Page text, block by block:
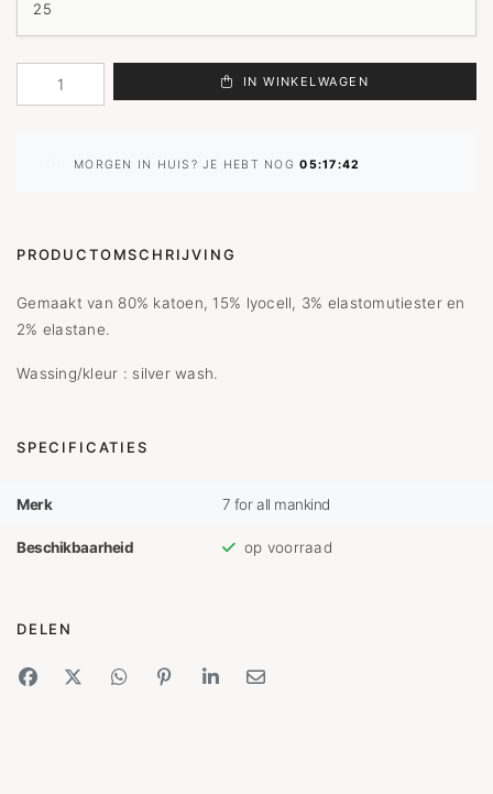
IN WINKELWAGEN
MORGEN IN HUIS? JE HEBT NOG05:17:42
PRODUCTOMSCHRIJVING
Gemaakt van 80% katoen, 15% lyocell, 3% elastomutiester en
2% elastane.
Wassing/kleur : silver wash.
SPECIFICATIES
Merk 7 for all mankind
Beschikbaarheid op voorraad
DELEN